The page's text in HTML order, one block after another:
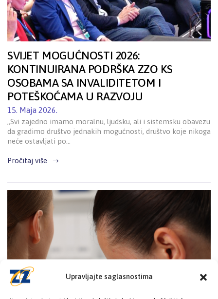
Upravljajte saglasnostima
SVIJET MOGUĆNOSTI 2026:
KONTINUIRANA PODRŠKA ZZO KS
OSOBAMA SA INVALIDITETOM I
POTEŠKOĆAMA U RAZVOJU
15. Maja 2026.
„Svi zajedno imamo moralnu, ljudsku, ali i sistemsku obavezu
da gradimo društvo jednakih mogućnosti, društvo koje nikoga
neće ostavljati po…
Pročitaj više